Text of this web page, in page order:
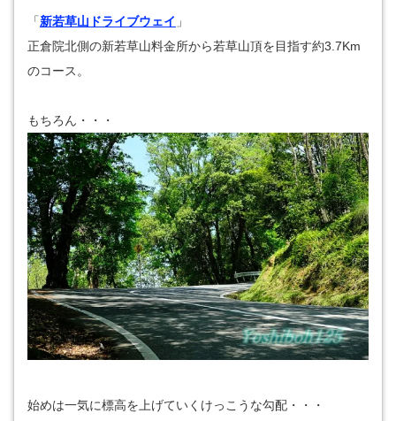
「新若草山ドライブウェイ 」
正倉院北側の新若草山料金所から若草山頂を目指す約3.7Km
のコース。
もちろん・・・
始めは一気に標高を上げていくけっこうな勾配・・・